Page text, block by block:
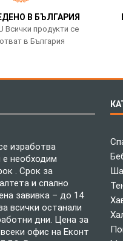
В БЪЛГАРИЯ
Всички продукти се
в България
изработва
е необходим
. Срок за
и спално
завивка – до 14
всички останали
дни. Цена за
офис на Еконт